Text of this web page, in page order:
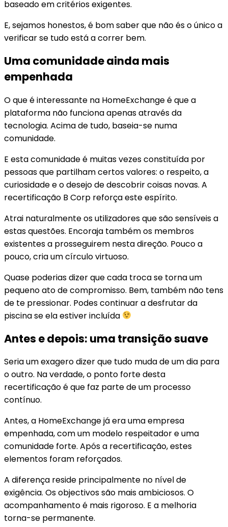
baseado em critérios exigentes.
E, sejamos honestos, é bom saber que não és o único a
verificar se tudo está a correr bem.
Uma comunidade ainda mais
empenhada
O que é interessante na HomeExchange é que a
plataforma não funciona apenas através da
tecnologia. Acima de tudo, baseia-se numa
comunidade.
E esta comunidade é muitas vezes constituída por
pessoas que partilham certos valores: o respeito, a
curiosidade e o desejo de descobrir coisas novas. A
recertificação B Corp reforça este espírito.
Atrai naturalmente os utilizadores que são sensíveis a
estas questões. Encoraja também os membros
existentes a prosseguirem nesta direção. Pouco a
pouco, cria um círculo virtuoso.
Quase poderias dizer que cada troca se torna um
pequeno ato de compromisso. Bem, também não tens
de te pressionar. Podes continuar a desfrutar da
piscina se ela estiver incluída
Antes e depois: uma transição suave
Seria um exagero dizer que tudo muda de um dia para
o outro. Na verdade, o ponto forte desta
recertificação é que faz parte de um processo
contínuo.
Antes, a HomeExchange já era uma empresa
empenhada, com um modelo respeitador e uma
comunidade forte. Após a recertificação, estes
elementos foram reforçados.
A diferença reside principalmente no nível de
exigência. Os objectivos são mais ambiciosos. O
acompanhamento é mais rigoroso. E a melhoria
torna-se permanente.